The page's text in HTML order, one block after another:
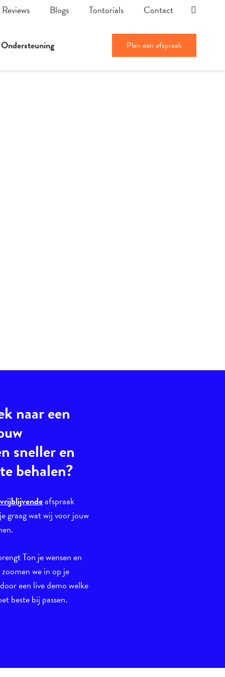
Reviews Blogs Tontorials Contact
Ondersteuning Plan een afspraak
naar een
sneller en
behalen?
vrijblijvendeafspraak
graag wat wij voor jouw
Ton je wensen en
we in op je
een live demo welke
beste bij passen.